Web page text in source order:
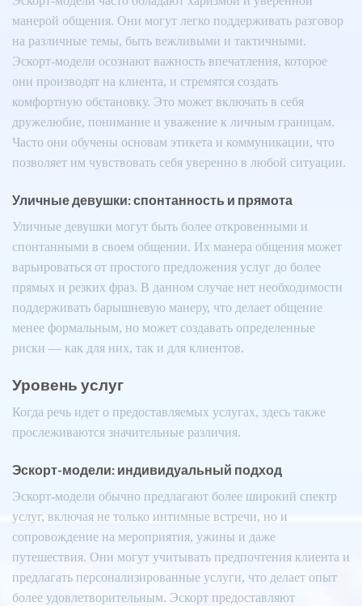
манерой общения. Они могут легко поддерживать разговор
на различные темы, быть вежливыми и тактичными.
Эскорт-модели осознают важность впечатления, которое
они производят на клиента, и стремятся создать
комфортную обстановку. Это может включать в себя
дружелюбие, понимание и уважение к личным границам.
Часто они обучены основам этикета и коммуникации, что
позволяет им чувствовать себя уверенно в любой ситуации.
Уличные девушки: спонтанность и прямота
Уличные девушки могут быть более откровенными и
спонтанными в своем общении. Их манера общения может
варьироваться от простого предложения услуг до более
прямых и резких фраз. В данном случае нет необходимости
поддерживать барышневую манеру, что делает общение
менее формальным, но может создавать определенные
риски — как для них, так и для клиентов.
Уровень услуг
Когда речь идет о предоставляемых услугах, здесь также
прослеживаются значительные различия.
Эскорт-модели: индивидуальный подход
Эскорт-модели обычно предлагают более широкий спектр
услуг, включая не только интимные встречи, но и
сопровождение на мероприятия, ужины и даже
путешествия. Они могут учитывать предпочтения клиента и
предлагать персонализированные услуги, что делает опыт
более удовлетворительным. Эскорт предоставляют